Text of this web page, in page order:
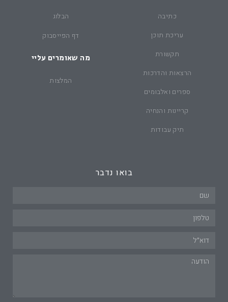
כתיבה
עריכת תוכן
תקשורת
הרצאות והדרכות
ספרים ואלבומים
קריינות והנחיה
תיק עבודות
הבלוג
דף הפייסבוק
מה שאומרים עליי
המלצות
בואו נדבר